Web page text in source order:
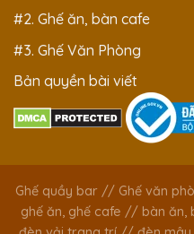
#2. Ghế ăn, bàn cafe
#3. Ghế Văn Phòng
Bản quyền bài viết
Ghế quầy bar// Ghế văn
ghế ăn, ghế cafe // bàn ăn,